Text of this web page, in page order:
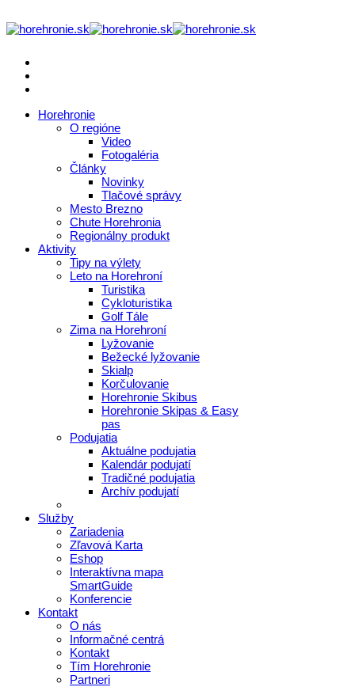
Horehronie
O regióne
Video
Fotogaléria
Články
Novinky
Tlačové správy
Mesto Brezno
Chute Horehronia
Regionálny produkt
Aktivity
Tipy na výlety
Leto na Horehroní
Turistika
Cykloturistika
Golf Tále
Zima na Horehroní
Lyžovanie
Bežecké lyžovanie
Skialp
Korčulovanie
Horehronie Skibus
Horehronie Skipas & Easy
pas
Podujatia
Aktuálne podujatia
Kalendár podujatí
Tradičné podujatia
Archív podujatí
Služby
Zariadenia
Zľavová Karta
Eshop
Interaktívna mapa
SmartGuide
Konferencie
Kontakt
O nás
Informačné centrá
Kontakt
Tím Horehronie
Partneri